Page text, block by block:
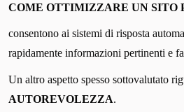
COME OTTIMIZZARE UN SITO
consentono ai sistemi di risposta
rapidamente informazioni pertinenti e
Un altro aspetto spesso sottovalutato
AUTOREVOLEZZA.